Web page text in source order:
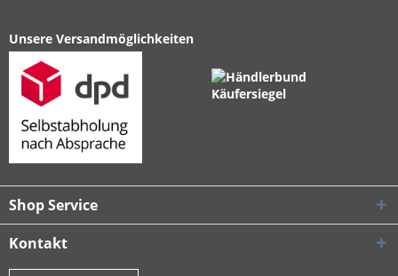
Unsere Versandmöglichkeiten
Shop Service
Kontakt